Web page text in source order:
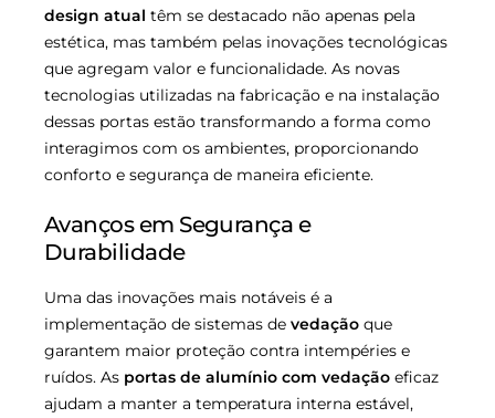
design atual têm se destacado não apenas pela
estética, mas também pelas inovações tecnológicas
que agregam valor e funcionalidade. As novas
tecnologias utilizadas na fabricação e na instalação
dessas portas estão transformando a forma como
interagimos com os ambientes, proporcionando
conforto e segurança de maneira eficiente.
Avanços em Segurança e
Durabilidade
Uma das inovações mais notáveis é a
implementação de sistemas de vedação que
garantem maior proteção contra intempéries e
ruídos. As portas de alumínio com vedação eficaz
ajudam a manter a temperatura interna estável,